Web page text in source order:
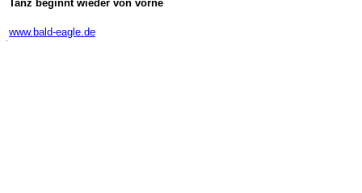
Tanz beginnt wieder von vorne
www.bald-eagle.de